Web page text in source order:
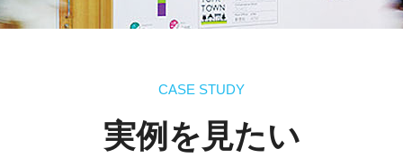
CASE STUDY
実例を見たい